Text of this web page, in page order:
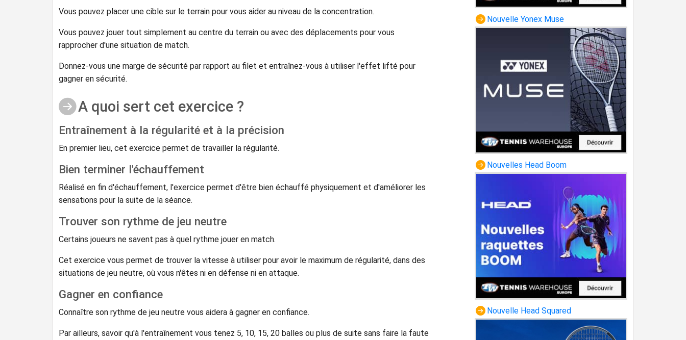
Vous pouvez placer une cible sur le terrain pour vous aider au niveau de la concentration.
Vous pouvez jouer tout simplement au centre du terrain ou avec des déplacements pour vous
rapprocher d'une situation de match.
Donnez-vous une marge de sécurité par rapport au filet et entraînez-vous à utiliser l'effet lifté pour
gagner en sécurité.
A quoi sert cet exercice ?
Entraînement à la régularité et à la précision
En premier lieu, cet exercice permet de travailler la régularité.
Bien terminer l'échauffement
Réalisé en fin d'échauffement, l'exercice permet d'être bien échauffé physiquement et d'améliorer les
sensations pour la suite de la séance.
Trouver son rythme de jeu neutre
Certains joueurs ne savent pas à quel rythme jouer en match.
Cet exercice vous permet de trouver la vitesse à utiliser pour avoir le maximum de régularité, dans des
situations de jeu neutre, où vous n'êtes ni en défense ni en attaque.
Gagner en confiance
Connaître son rythme de jeu neutre vous aidera à gagner en confiance.
Par ailleurs, savoir qu'à l'entraînement vous tenez 5, 10, 15, 20 balles ou plus de suite sans faire la faute
Nouvelle Yonex Muse
Nouvelles Head Boom
Nouvelle Head Squared